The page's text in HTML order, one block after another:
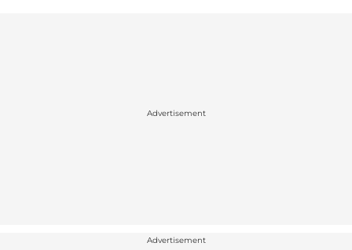
Advertisement
Advertisement